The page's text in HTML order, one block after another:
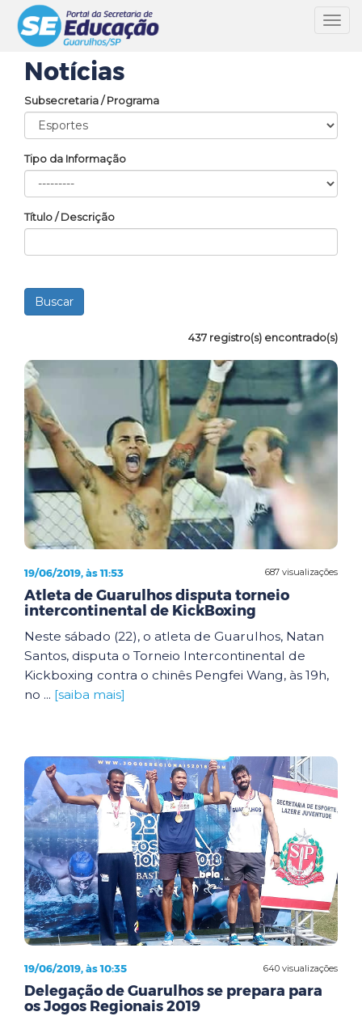
Notícias
Subsecretaria / Programa
Tipo da Informação
Título / Descrição
437 registro(s) encontrado(s)
687 visualizações
19/06/2019, às 11:53
Atleta de Guarulhos disputa torneio
intercontinental de KickBoxing
Neste sábado (22), o atleta de Guarulhos, Natan
Santos, disputa o Torneio Intercontinental de
Kickboxing contra o chinês Pengfei Wang, às 19h,
no ... [saiba mais]
640 visualizações
19/06/2019, às 10:35
Delegação de Guarulhos se prepara para
os Jogos Regionais 2019